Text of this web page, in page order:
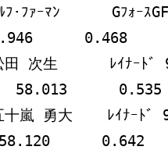
0.468
58.013
58.120      0.642